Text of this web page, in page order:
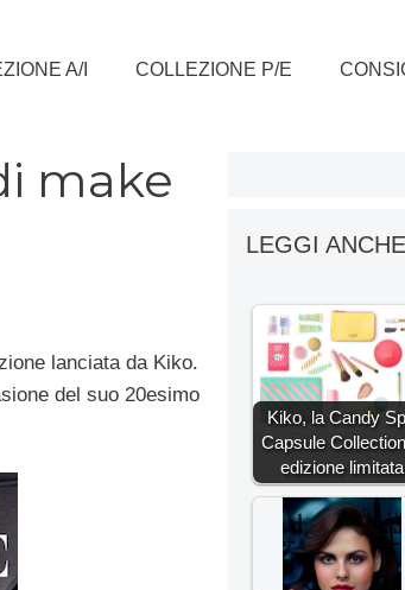
A/I COLLEZIONE P/E
make
lanciata da Kiko.
del suo 20esimo
LEGGI
Kiko, la Candy
Capsule
edizione limitata